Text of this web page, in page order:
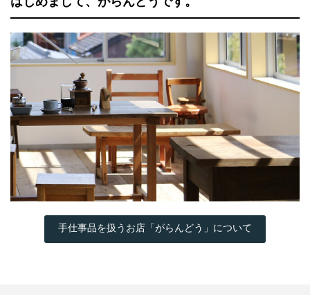
手仕事品を扱うお店「がらんどう」について